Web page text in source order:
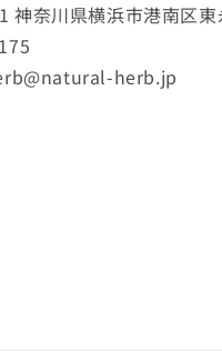
神奈川県横浜市港南区
herb.jp